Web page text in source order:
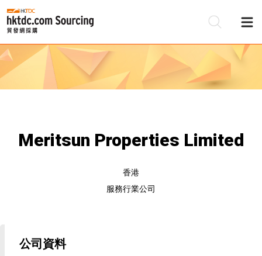
Meritsun Properties Limited
香港
服務行業公司
公司資料